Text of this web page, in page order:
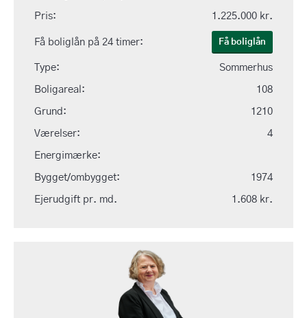
Pris: 1.225.000 kr.
Få boliglån på 24 timer: Få boliglån
Type: Sommerhus
Boligareal: 108
Grund: 1210
Værelser: 4
Energimærke:
Bygget/ombygget: 1974
Ejerudgift pr. md. 1.608 kr.